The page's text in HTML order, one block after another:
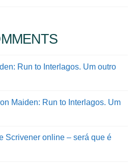
Run to Interlagos. Um outro
Maiden: Run to Interlagos. Um
Scrivener online – será que é